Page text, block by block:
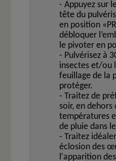
- Appuyez sur
tête du
en position
débloquer
le pivoter en
- Pulvérisez à
insectes et/ou
feuillage de la
protéger.
- Traitez de
soir, en dehors
températures
de pluie dans
- Traitez
éclosion des
l'apparition